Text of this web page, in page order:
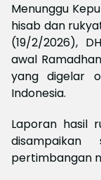
Menunggu
hisab dan
(19/2/2026),
awal
yang digelar
Indonesia.
Laporan hasil
pertimbangan